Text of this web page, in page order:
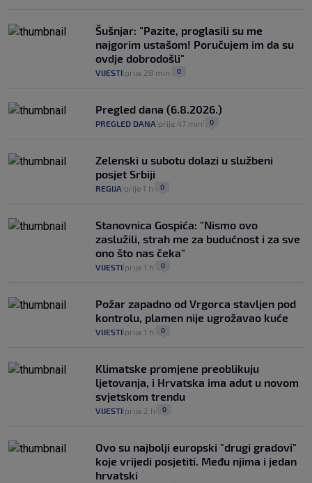
Šušnjar: "Pazite, proglasili su me
najgorim ustašom! Poručujem im da su
ovdje dobrodošli"
VIJESTI prije 28 min 0
Pregled dana (6.8.2026.)
PREGLED DANA prije 47 min 0
Zelenski u subotu dolazi u službeni
posjet Srbiji
REGIJA prije 1 h 0
Stanovnica Gospića: "Nismo ovo
zaslužili, strah me za budućnost i za sve
ono što nas čeka"
VIJESTI prije 1 h 0
Požar zapadno od Vrgorca stavljen pod
kontrolu, plamen nije ugrožavao kuće
VIJESTI prije 1 h 0
Klimatske promjene preoblikuju
ljetovanja, i Hrvatska ima adut u novom
svjetskom trendu
VIJESTI prije 2 h 0
Ovo su najbolji europski "drugi gradovi"
koje vrijedi posjetiti. Među njima i jedan
hrvatski